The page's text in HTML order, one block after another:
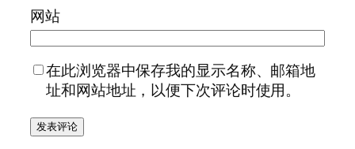
网站
在此浏览器中保存我的显示名称、邮箱地
址和网站地址，以便下次评论时使用。